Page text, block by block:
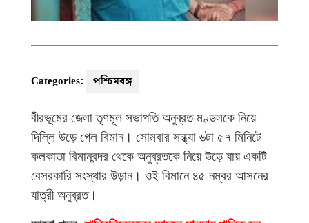
Categories: পশ্চিমবঙ্গ
বীরভূমের জেলা তৃণমূল সভাপতি অনুব্রত মণ্ডলকে নিয়ে
দিল্লি উড়ে গেল বিমান। সোমবার সন্ধ্যা ৬টা ৫৭ মিনিটে
কলকাতা বিমানবন্দর থেকে অনুব্রতকে নিয়ে উড়ে যায় একটি
বেসরকারি সংস্থার উড়ান। ওই বিমানে ৪৫ নম্বর আসনের
যাত্রী অনুব্রত।